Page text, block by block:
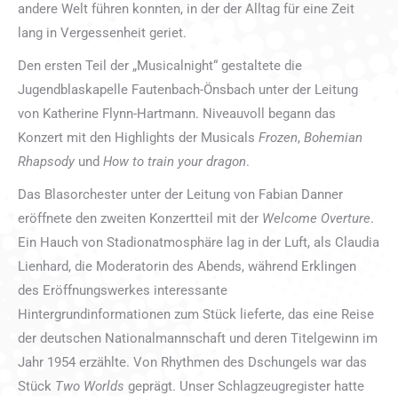
andere Welt führen konnten, in der der Alltag für eine Zeit
lang in Vergessenheit geriet.
Den ersten Teil der „Musicalnight“ gestaltete die
Jugendblaskapelle Fautenbach-Önsbach unter der Leitung
von Katherine Flynn-Hartmann. Niveauvoll begann das
Konzert mit den Highlights der Musicals Frozen, Bohemian
Rhapsody und How to train your dragon.
Das Blasorchester unter der Leitung von Fabian Danner
eröffnete den zweiten Konzertteil mit der Welcome Overture.
Ein Hauch von Stadionatmosphäre lag in der Luft, als Claudia
Lienhard, die Moderatorin des Abends, während Erklingen
des Eröffnungswerkes interessante
Hintergrundinformationen zum Stück lieferte, das eine Reise
der deutschen Nationalmannschaft und deren Titelgewinn im
Jahr 1954 erzählte. Von Rhythmen des Dschungels war das
Stück Two Worlds geprägt. Unser Schlagzeugregister hatte